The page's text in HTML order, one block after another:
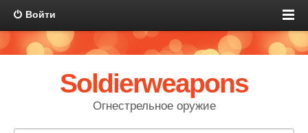
Войти
Soldierweapons
Огнестрельное оружие